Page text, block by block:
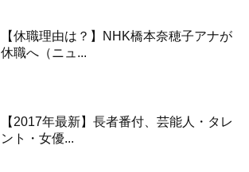
【休職理由は？】NHK橋本奈穂子アナが
休職へ（ニュ...
【2017年最新】長者番付、芸能人・タレ
ント・女優...